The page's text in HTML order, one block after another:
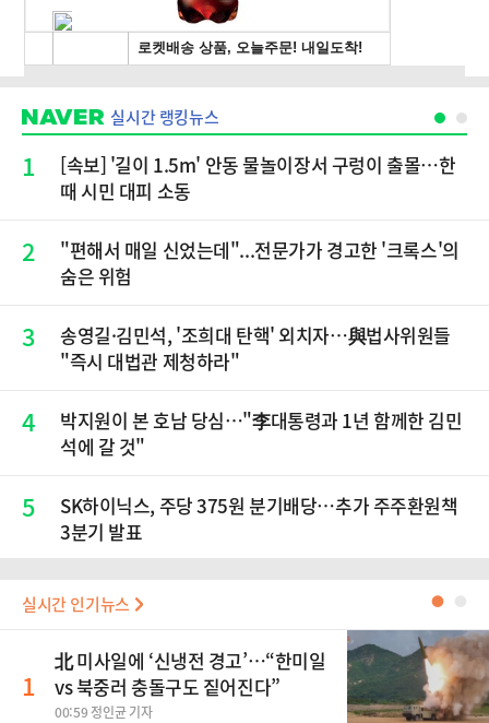
실시간 랭킹뉴스
1
[속보] '길이 1.5m' 안동 물놀이장서 구렁이 출몰…한
때 시민 대피 소동
2
"편해서 매일 신었는데"...전문가가 경고한 '크록스'의
숨은 위험
3
송영길·김민석, '조희대 탄핵' 외치자…與법사위원들
"즉시 대법관 제청하라"
4
박지원이 본 호남 당심…"李대통령과 1년 함께한 김민
석에 갈 것"
5
SK하이닉스, 주당 375원 분기배당…추가 주주환원책
3분기 발표
실시간 인기뉴스 ●
1
北 미사일에 ‘신냉전 경고’…“한미일
vs 북중러 충돌구도 짙어진다”
00:59 정인균 기자